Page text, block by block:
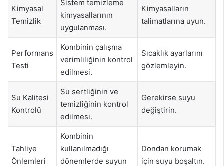
Kimyasal
Temizlik
Sistem temizleme
kimyasallarının
uygulanması.
Kimyasalların
talimatlarına uyun.
Performans
Testi
Kombinin çalışma
verimliliğinin kontrol
edilmesi.
Sıcaklık ayarlarını
gözlemleyin.
Su Kalitesi
Kontrolü
Su sertliğinin ve
temizliğinin kontrol
edilmesi.
Gerekirse suyu
değiştirin.
Tahliye
Önlemleri
Kombinin
kullanılmadığı
dönemlerde suyun
Dondan korumak
için suyu boşaltın.